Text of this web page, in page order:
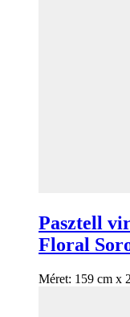
Pasztell
Floral
Méret: 159 cm x